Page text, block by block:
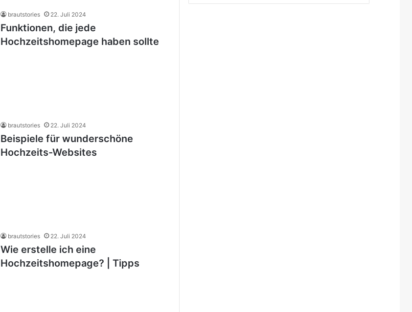
brautstories 22. Juli 2024
Funktionen, die jede
Hochzeitshomepage haben sollte
brautstories 22. Juli 2024
Beispiele für wunderschöne
Hochzeits-Websites
brautstories 22. Juli 2024
Wie erstelle ich eine
Hochzeitshomepage? | Tipps